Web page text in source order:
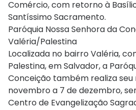
Comércio, com retorno à
Santíssimo Sacramento.
Paróquia Nossa Senhora da
Valéria/Palestina
Localizada no bairro Valéria,
Palestina, em Salvador, a
Conceição também realiza seu
novembro a 7 de dezembro,
Centro de Evangelização